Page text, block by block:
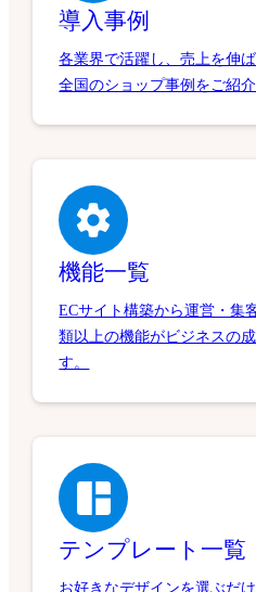
導入事例
各業界で活躍し、売上を伸
全国のショップ事例をご紹介
機能一覧
ECサイト構築から運営・集
類以上の機能がビジネスの
す。
テンプレート一覧
お好きなデザインを選ぶだ